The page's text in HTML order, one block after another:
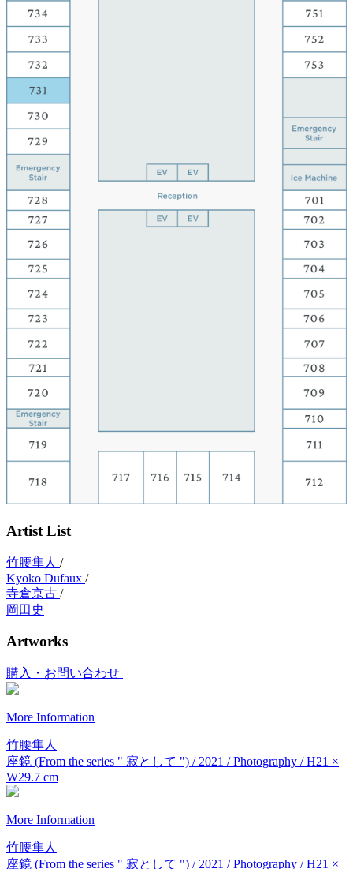
Artist List
竹腰隼人 /
Kyoko Dufaux /
寺倉京古 /
岡田史
Artworks
購入・お問い合わせ
More Information
竹腰隼人
座鏡 (From the series " 寂として ") / 2021 / Photography / H21 ×
W29.7 cm
More Information
竹腰隼人
座鏡 (From the series " 寂として ") / 2021 / Photography / H21 ×